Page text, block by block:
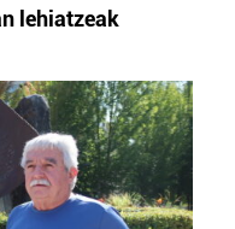
lehiatzeak